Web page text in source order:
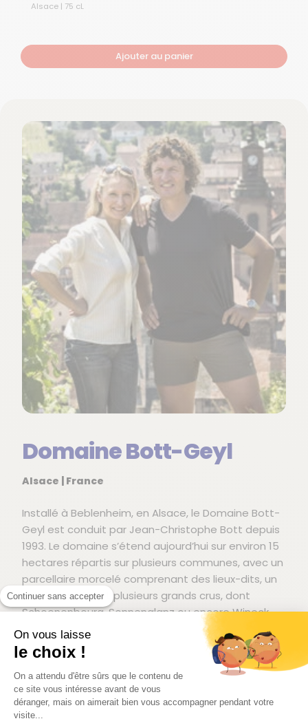
Continuer sans accepter
On vous laisse
le choix !
On a attendu d'être sûrs que le contenu de
ce site vous intéresse avant de vous
déranger, mais on aimerait bien vous accompagner pendant votre
visite...
Alsace | 75 cL
Ajouter au panier
Domaine Bott-Geyl
Alsace | France
Installé à Beblenheim, en Alsace, le Domaine Bott-
Geyl est conduit par Jean-Christophe Bott depuis
1993. Le domaine s’étend aujourd’hui sur environ 15
hectares répartis sur plusieurs communes, avec un
parcellaire morcelé comprenant des lieux-dits, un
clos historique et plusieurs grands crus, dont
Schoenenbourg, Sonnenglanz ou encore Wineck-
Schlossberg.
La conduite du vignoble repose sur une agriculture
biologique depuis 2000, puis biodynamique depuis
2002. Le travail à la vigne privilégie des rendements
modérés, une attention fine portée à la maturité